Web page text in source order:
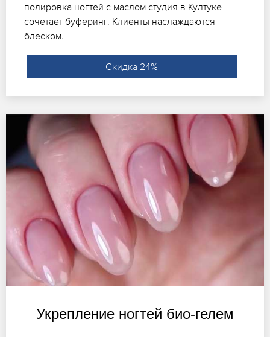
полировка ногтей с маслом студия в Култуке
сочетает буферинг. Клиенты наслаждаются
блеском.
Скидка 24%
Укрепление ногтей био-гелем